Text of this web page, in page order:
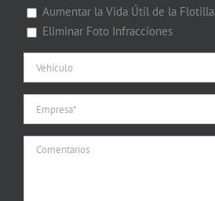
Aumentar la Vida Útil de la Flotilla
Eliminar Foto Infracciones